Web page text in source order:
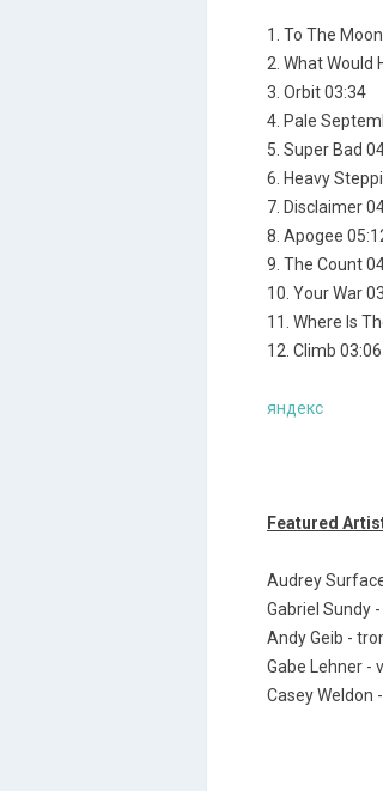
1. To The
2. What Would
3. Orbit 03:34
4. Pale
5. Super Bad
6. Heavy
7. Disclaimer
8. Apogee
9. The Count
10. Your War
11. Where Is
12. Climb 03:06
яндекс
Featured
Audrey
Gabriel Sundy
Andy Geib -
Gabe Lehner -
Casey Weldon